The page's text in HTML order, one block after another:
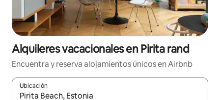
Alquileres vacacionales en Pirita rand
Encuentra y reserva alojamientos únicos en Airbnb
Ubicación
Cuando los resultados estén disponibles, navega con las